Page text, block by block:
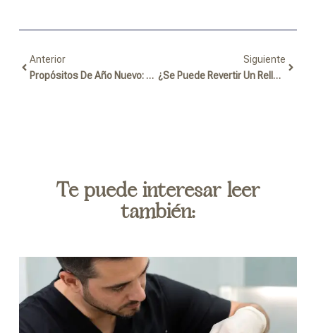
Anterior
Propósitos De Año Nuevo: Regálate Tiempo Para Ti En 2026
Siguiente
¿Se Puede Revertir Un Relleno Mal Realizado? Tranquilidad, En Muchos Casos Sí
Te puede interesar leer
también: